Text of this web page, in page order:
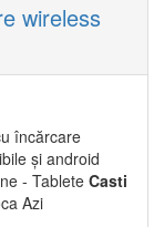
wireless
încărcare
și android
- Tablete Casti
Azi